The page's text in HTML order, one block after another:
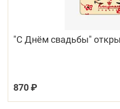
"С Днём свадьбы"
870 ₽